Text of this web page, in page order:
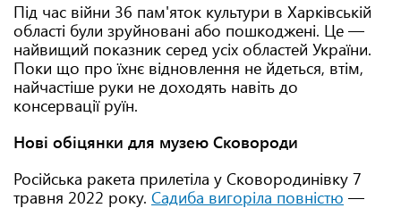
Під час війни 36 пам'яток культури в Харківській
області були зруйновані або пошкоджені. Це —
найвищий показник серед усіх областей України.
Поки що про їхнє відновлення не йдеться, втім,
найчастіше руки не доходять навіть до
консервації руїн.
Нові обіцянки для музею Сковороди
Російська ракета прилетіла у Сковородинівку 7
травня 2022 року. Садиба вигоріла повністю —